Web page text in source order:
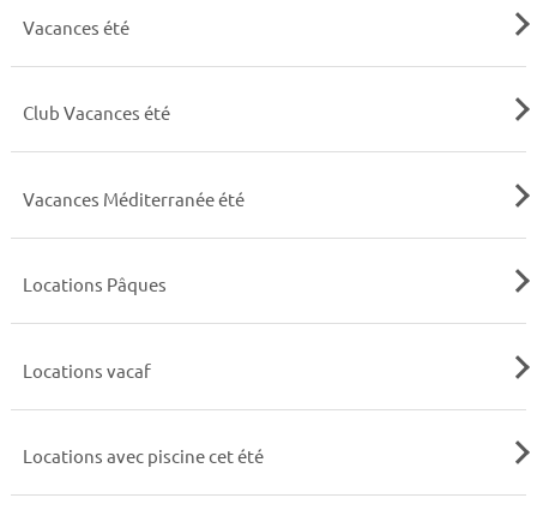
Vacances été
Club Vacances été
Vacances Méditerranée été
Locations Pâques
Locations vacaf
Locations avec piscine cet été